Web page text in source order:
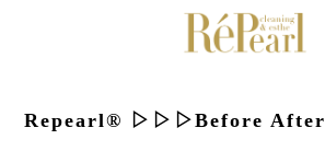
Repearl®︎ ▷▷▷Before After